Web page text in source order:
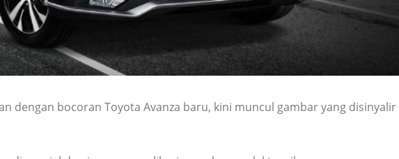
dengan bocoran Toyota Avanza baru, kini muncul gambar yang disinyalir